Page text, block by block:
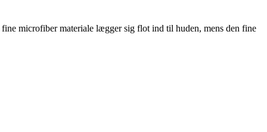
microfiber materiale lægger sig flot ind til huden, mens den fine